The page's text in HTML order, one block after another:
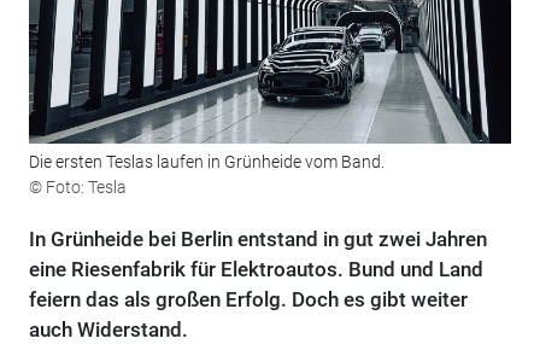
Die ersten Teslas laufen in Grünheide vom Band.
© Foto: Tesla
In Grünheide bei Berlin entstand in gut zwei Jahren
eine Riesenfabrik für Elektroautos. Bund und Land
feiern das als großen Erfolg. Doch es gibt weiter
auch Widerstand.